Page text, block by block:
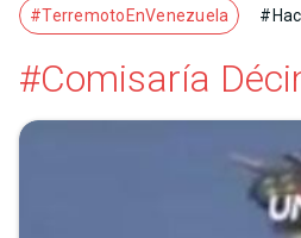
#TerremotoEnVenezuela
#Comisaría